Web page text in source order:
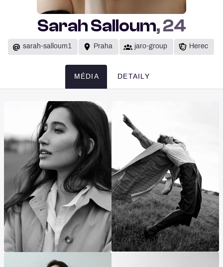
Sarah Salloum, 24
@ sarah-salloum1 Praha jaro-group Herec
MÉDIA DETAILY